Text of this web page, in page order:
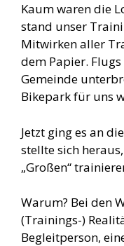
Kaum waren die
stand unser
Mitwirken aller
dem Papier.
Gemeinde
Bikepark für uns
Jetzt ging es an
stellte sich
„Großen“
Warum? Bei den
(Trainings-)
Begleitperson,